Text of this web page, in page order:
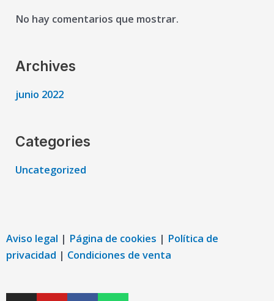
No hay comentarios que mostrar.
Archives
junio 2022
Categories
Uncategorized
Aviso legal | Página de cookies | Política de
privacidad | Condiciones de venta